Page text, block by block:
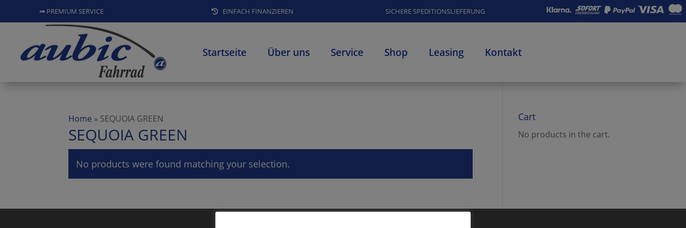
⇒ PREMIUM SERVICE EINFACH FINANZIEREN SICHERE SPEDITIONSLIEFERUNG
Startseite Über uns Service Shop Leasing Kontakt
Home » SEQUOIA GREEN
SEQUOIA GREEN
No products were found matching your selection.
Cart
No products in the cart.